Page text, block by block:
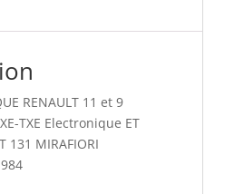
RENAULT 11 et 9
TXE Electronique ET
131 MIRAFIORI